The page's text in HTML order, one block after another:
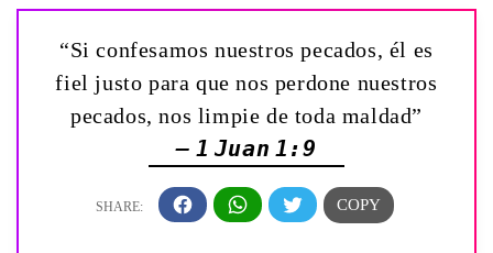
“Si confesamos nuestros pecados, él es
fiel justo para que nos perdone nuestros
pecados, nos limpie de toda maldad”
— 1 Juan 1:9